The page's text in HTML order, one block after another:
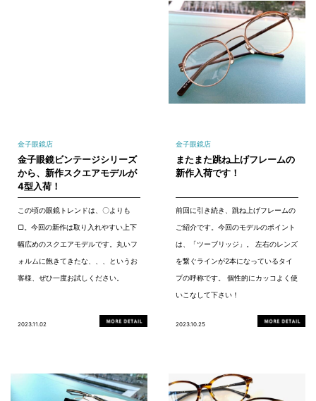
金子眼鏡店
金子眼鏡ビンテージシリーズ
から、新作スクエアモデルが
4型入荷！
この頃の眼鏡トレンドは、〇よりも
▢。今回の新作は取り入れやすい上下
幅広めのスクエアモデルです。丸いフ
ォルムに飽きてきたな、、、というお
客様、ぜひ一度お試しください。
2023.11.02
金子眼鏡店
またまた跳ね上げフレームの
新作入荷です！
前回に引き続き、跳ね上げフレームの
ご紹介です。今回のモデルのポイント
は、「ツーブリッジ」。 左右のレンズ
を繋ぐラインが2本になっているタイ
プの呼称です。 個性的にカッコよく使
いこなして下さい！
2023.10.25